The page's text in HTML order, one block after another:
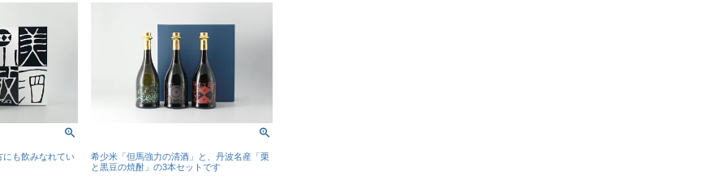
にも飲みなれてい
希少米「但馬強力の清酒」と、丹波名産「栗
と黒豆の焼酎」の3本セットです